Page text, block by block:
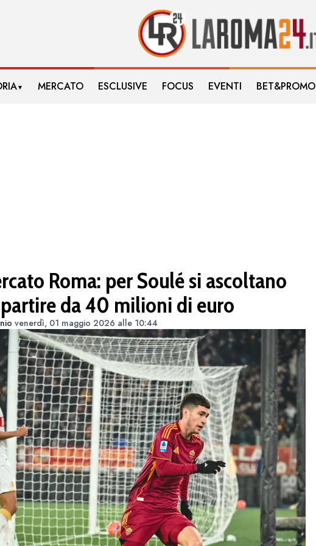
▼ MERCATO ESCLUSIVE FOCUS EVENTI BET&PROMO
Roma: per Soulé si ascoltano
da 40 milioni di euro
venerdì, 01 maggio 2026 alle 10:44